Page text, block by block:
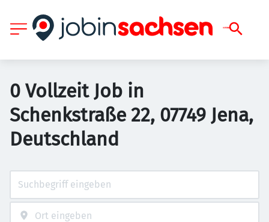
0 Vollzeit Job in
Schenkstraße 22, 07749 Jena,
Deutschland